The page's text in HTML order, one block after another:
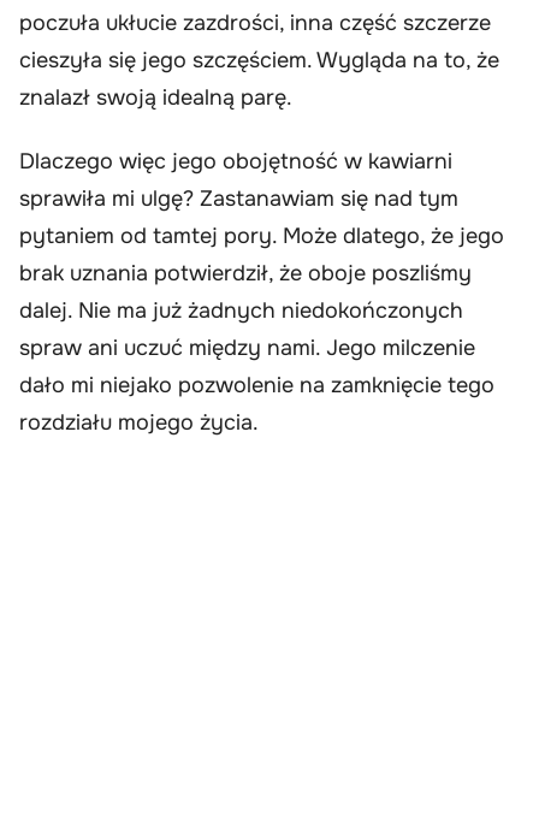
poczuła ukłucie zazdrości, inna część szczerze
cieszyła się jego szczęściem. Wygląda na to, że
znalazł swoją idealną parę.
Dlaczego więc jego obojętność w kawiarni
sprawiła mi ulgę? Zastanawiam się nad tym
pytaniem od tamtej pory. Może dlatego, że jego
brak uznania potwierdził, że oboje poszliśmy
dalej. Nie ma już żadnych niedokończonych
spraw ani uczuć między nami. Jego milczenie
dało mi niejako pozwolenie na zamknięcie tego
rozdziału mojego życia.